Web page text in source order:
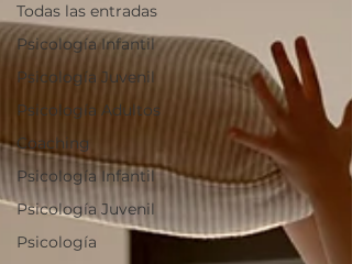
Todas las entradas
Psicología Infantil
Psicología Juvenil
Psicología Adultos
Coaching
Psicología Infantil
Psicología Juvenil
Psicología